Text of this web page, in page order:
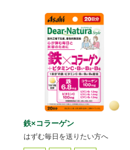
鉄×コラーゲン
はずむ毎日を送りたい方へ